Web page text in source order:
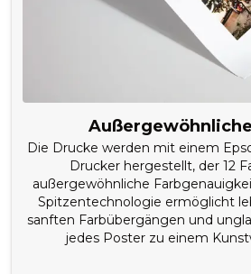
Die Drucke werden mit einem
Drucker hergestellt, der 12
außergewöhnliche
Spitzentechnologie ermöglicht
sanften Farbübergängen und
jedes Poster zu einem